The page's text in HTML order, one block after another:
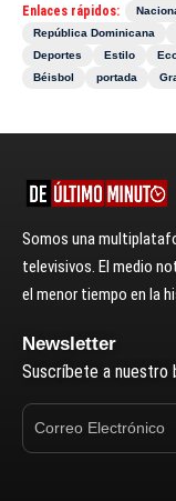
Enlaces rápidos:
República Dominicana
Deportes
Estilo
Béisbol
portada
Somos una
televisivos. El medio
el menor tiempo en la
Newsletter
Suscríbete a nuestro